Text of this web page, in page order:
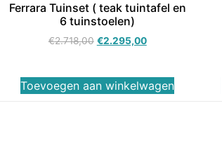
Ferrara Tuinset ( teak tuintafel en
6 tuinstoelen)
€2.718,00 €2.295,00
Toevoegen aan winkelwagen